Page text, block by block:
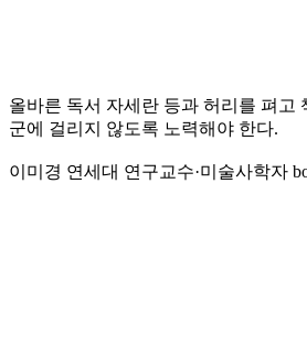
올바른 독서 자세란 등과 허리를 펴고
군에 걸리지 않도록 노력해야 한다.
이미경 연세대 연구교수·미술사학자